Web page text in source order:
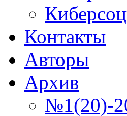
Контакты
Авторы
Архив
№1(20)-